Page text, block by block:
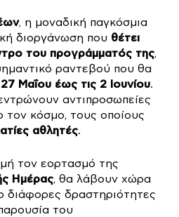
, η μοναδική παγκόσμια
διοργάνωση που θέτει
του προγράμματός της,
ραντεβού που θα
Μαΐου έως τις 2 Ιουνίου.
αντιπροσωπείες
κόσμο, τους οποίους
αθλητές.
τον εορτασμό της
Ημέρας, θα λάβουν χώρα
διάφορες δραστηριότητες
του